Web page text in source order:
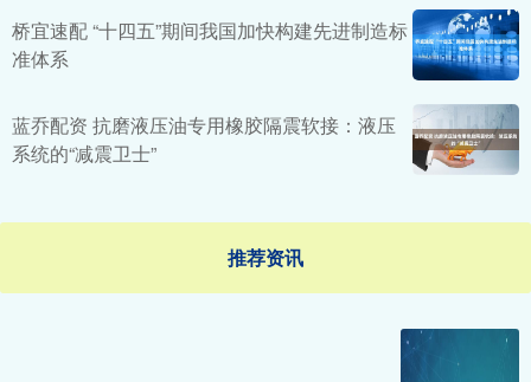
桥宜速配 “十四五”期间我国加快构建先进制造标
准体系
蓝乔配资 抗磨液压油专用橡胶隔震软接：液压
系统的“减震卫士”
推荐资讯